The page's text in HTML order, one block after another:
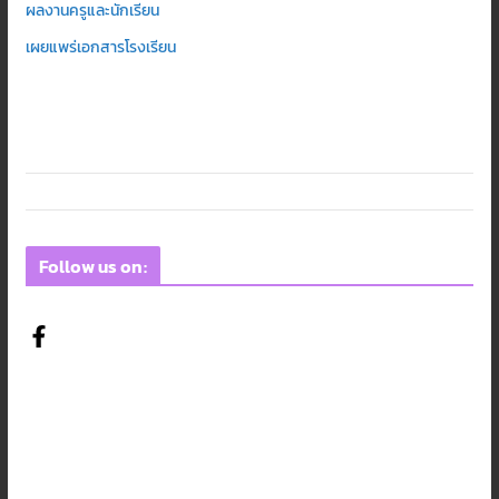
ผลงานครูและนักเรียน
เผยแพร่เอกสารโรงเรียน
Follow us on: